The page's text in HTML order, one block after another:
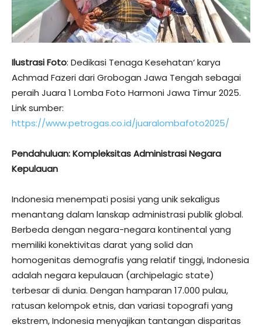
Ilustrasi Foto: Dedikasi Tenaga Kesehatan‘ karya
Achmad Fazeri dari Grobogan Jawa Tengah sebagai
peraih Juara 1 Lomba Foto Harmoni Jawa Timur 2025.
Link sumber:
https://www.petrogas.co.id/juaralombafoto2025/
Pendahuluan: Kompleksitas Administrasi Negara
Kepulauan
Indonesia menempati posisi yang unik sekaligus
menantang dalam lanskap administrasi publik global.
Berbeda dengan negara-negara kontinental yang
memiliki konektivitas darat yang solid dan
homogenitas demografis yang relatif tinggi, Indonesia
adalah negara kepulauan (archipelagic state)
terbesar di dunia. Dengan hamparan 17.000 pulau,
ratusan kelompok etnis, dan variasi topografi yang
ekstrem, Indonesia menyajikan tantangan disparitas